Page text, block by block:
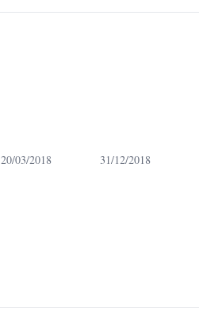
20/03/2018 31/12/2018